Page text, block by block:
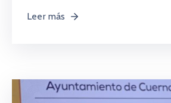
Leer más